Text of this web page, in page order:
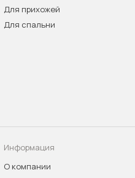
Для прихожей
Для спальни
Информация
О компании